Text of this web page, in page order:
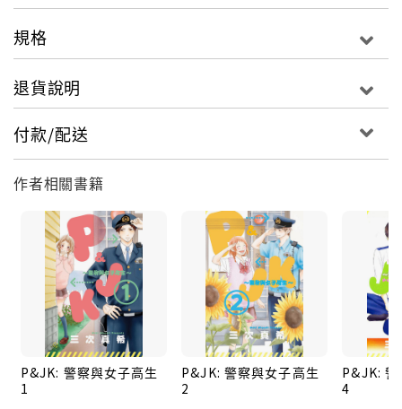
規格
退貨說明
付款/配送
作者相關書籍
P&JK: 警察與女子高生
1
P&JK: 警察與女子高生
2
P&JK:
4